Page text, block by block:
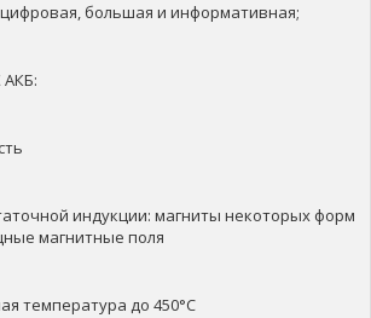
большая и информативная;
индукции: магниты некоторых форм
магнитные поля
температура до 450°C